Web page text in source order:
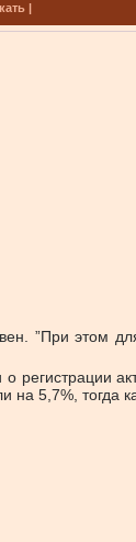
|
”При этом
5,7%, тогда